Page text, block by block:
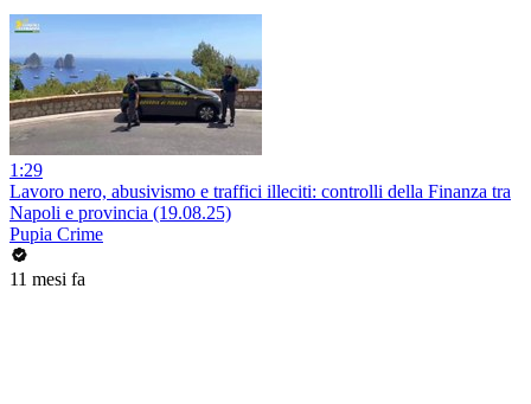
1:29
Lavoro nero, abusivismo e traffici illeciti: controlli della Finanza tra
Napoli e provincia (19.08.25)
Pupia Crime
11 mesi fa